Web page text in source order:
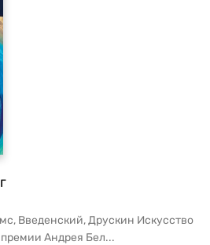
Введенский, Друскин Искусство
Андрея Бел...